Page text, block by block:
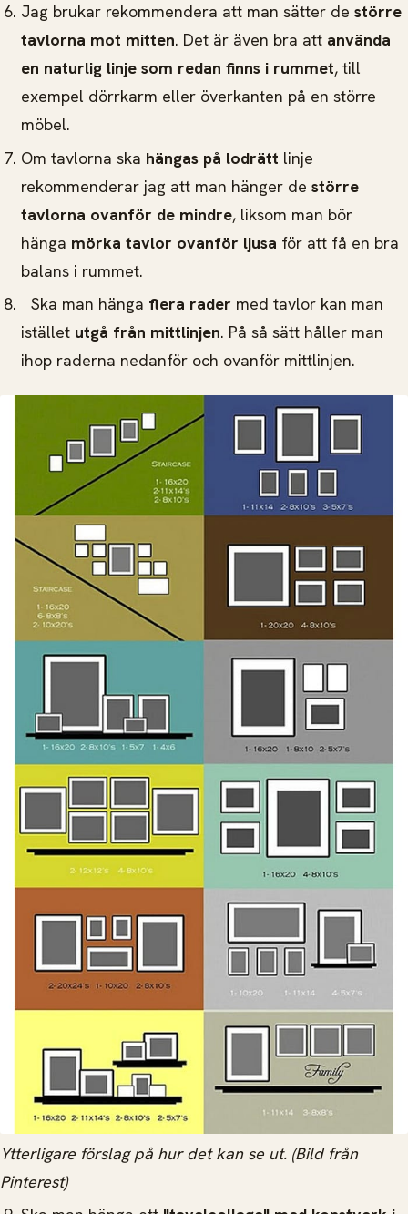
Jag brukar rekommendera att man sätter destörre
tavlorna mot mitten. Det är även bra att använda
en naturlig linje som redan finns i rummet, till
exempel dörrkarm eller överkanten på en större
möbel.
Om tavlorna ska hängas på lodrätt linje
rekommenderar jag att man hänger destörre
tavlorna ovanför de mindre, liksom man bör
hänga mörka tavlor ovanför ljusa för att få en bra
balans i rummet.
Ska man hänga flera rader med tavlor kan man
istället utgå från mittlinjen. På så sätt håller man
ihop raderna nedanför och ovanför mittlinjen.
Ytterligare förslag på hur det kan se ut. (Bild från
Pinterest)